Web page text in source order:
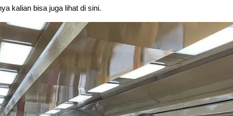
kalian bisa juga lihat di sini.